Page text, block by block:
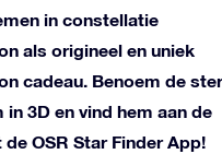
in constellatie
als origineel en uniek
cadeau. Benoem de
in 3D en vind hem aan de
OSR Star Finder App!